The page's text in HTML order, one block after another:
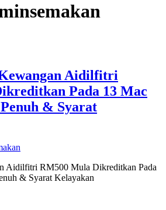
Aidilfitri
Pada 13 Mac
& Syarat
Aidilfitri ​RM500 Mula Dikreditkan Pada
& Syarat Kelayakan